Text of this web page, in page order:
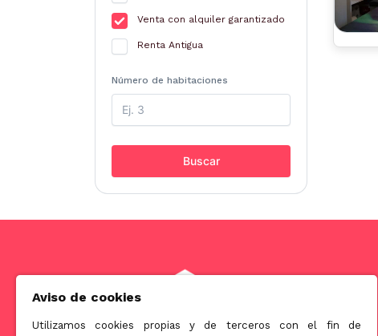
Venta con alquiler garantizado
Renta Antigua
Número de habitaciones
Buscar
Aviso de cookies
Utilizamos cookies propias y de terceros con el fin de